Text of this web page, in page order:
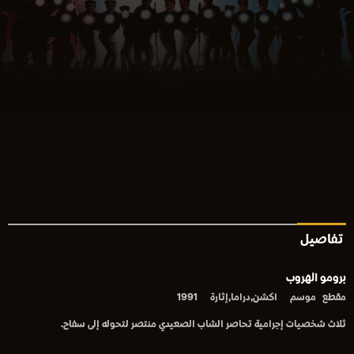
تفاصيل
برومو الهروب
مقطع موسم اكشن,دراما,إثارة 1991
ثلاث شخصيات إجرامية تحاصر الشاب الصعيدي منتصر لتحوله إلى سفاح.